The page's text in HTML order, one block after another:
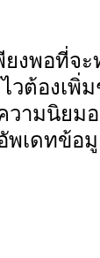
งพอที่จ
ต้องเ
มนิยม
ดทข้อ